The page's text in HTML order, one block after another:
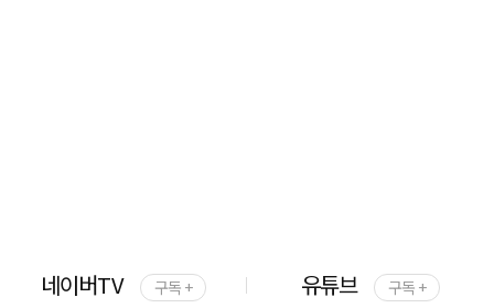
네이버TV 구독 + 유튜브 구독 +